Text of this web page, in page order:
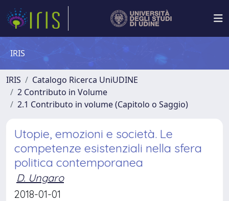
IRIS
IRIS
Catalogo Ricerca UniUDINE
2 Contributo in Volume
2.1 Contributo in volume (Capitolo o Saggio)
Utopie, emozioni e società. Le
competenze esistenziali nella sfera
politica contemporanea
D. Ungaro
2018-01-01